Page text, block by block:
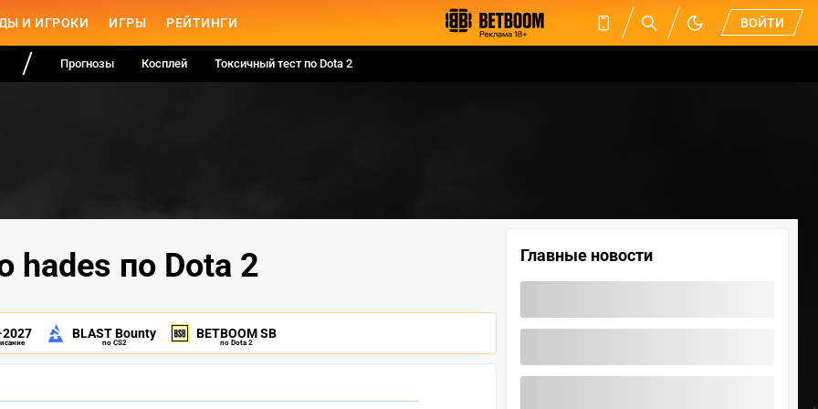
И ИГРОКИ ИГРЫ РЕЙТИНГИ ВОЙТИ
Прогнозы Косплей Токсичный тест по Dota 2
hades по Dota 2
BLAST Bounty
по CS2
BETBOOM SB
по Dota 2
Главные новости